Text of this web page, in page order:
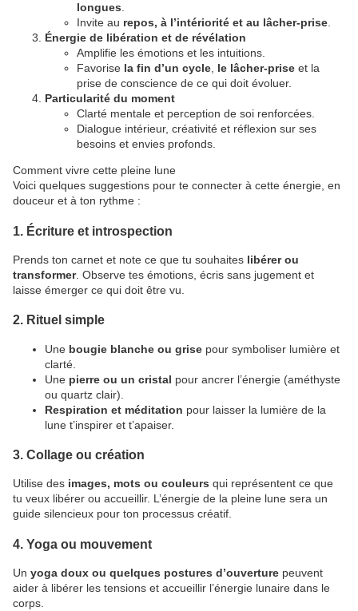
longues
Invite au repos, à l’intériorité et au lâcher-prise
Énergie de libération et de révélation
Amplifie les émotions et les intuitions.
Favorise la fin d’un cycle le lâcher-prise et la
prise de conscience de ce qui doit évoluer.
Particularité du moment
Clarté mentale et perception de soi renforcées.
Dialogue intérieur, créativité et réflexion sur ses
besoins et envies profonds.
Comment vivre cette pleine lune
Voici quelques suggestions pour te connecter à cette énergie, en
douceur et à ton rythme :
1. Écriture et introspection
Prends ton carnet et note ce que tu souhaites libérer ou
transformer. Observe tes émotions, écris sans jugement et
laisse émerger ce qui doit être vu.
2. Rituel simple
Une bougie blanche ou grise pour symboliser lumière et
clarté.
Une pierre ou un cristal pour ancrer l’énergie (améthyste
ou quartz clair).
Respiration et méditation pour laisser la lumière de la
lune t’inspirer et t’apaiser.
3. Collage ou création
Utilise des images, mots ou couleurs qui représentent ce que
tu veux libérer ou accueillir. L’énergie de la pleine lune sera un
guide silencieux pour ton processus créatif.
4. Yoga ou mouvement
Un yoga doux ou quelques postures d’ouverture peuvent
aider à libérer les tensions et accueillir l’énergie lunaire dans le
corps.